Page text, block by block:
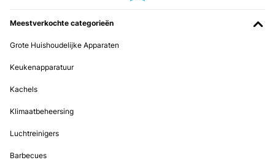
Meestverkochte categorieën
Grote Huishoudelijke Apparaten
Keukenapparatuur
Kachels
Klimaatbeheersing
Luchtreinigers
Barbecues